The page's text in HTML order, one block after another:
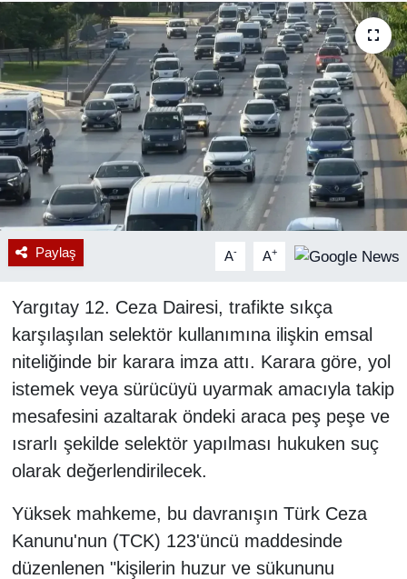
Paylaş A- A+
Yargıtay 12. Ceza Dairesi, trafikte sıkça
karşılaşılan selektör kullanımına ilişkin emsal
niteliğinde bir karara imza attı. Karara göre, yol
istemek veya sürücüyü uyarmak amacıyla takip
mesafesini azaltarak öndeki araca peş peşe ve
ısrarlı şekilde selektör yapılması hukuken suç
olarak değerlendirilecek.
Yüksek mahkeme, bu davranışın Türk Ceza
Kanunu'nun (TCK) 123'üncü maddesinde
düzenlenen "kişilerin huzur ve sükununu